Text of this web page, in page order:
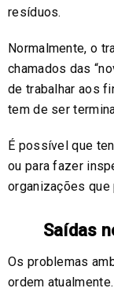
resíduos.
Normalmente, o
chamados das
de trabalhar aos
tem de ser
É possível que
ou para fazer
organizações
Saídas
Os problemas
ordem